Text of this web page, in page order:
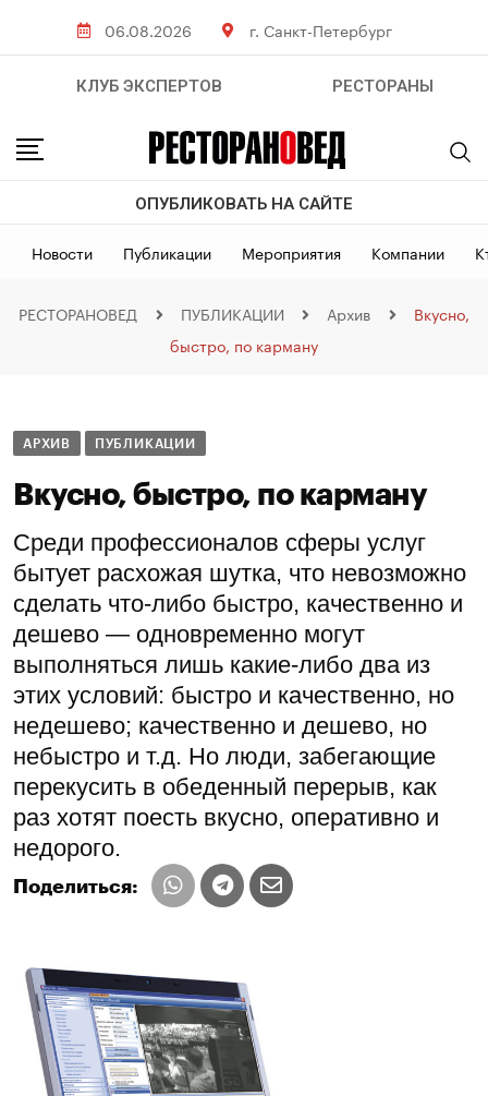
06.08.2026 г. Санкт-Петербург
КЛУБ ЭКСПЕРТОВ РЕСТОРАНЫ
ОПУБЛИКОВАТЬ НА САЙТЕ
Новости Публикации Мероприятия Компании
РЕСТОРАНОВЕД ПУБЛИКАЦИИ Архив
Вкусно,
быстро, по карману
АРХИВ ПУБЛИКАЦИИ
Вкусно, быстро, по карману
Среди профессионалов сферы услуг
бытует расхожая шутка, что невозможно
сделать что-либо быстро, качественно и
дешево — одновременно могут
выполняться лишь какие-либо два из
этих условий: быстро и качественно, но
недешево; качественно и дешево, но
небыстро и т.д. Но люди, забегающие
перекусить в обеденный перерыв, как
раз хотят поесть вкусно, оперативно и
недорого.
Поделиться: